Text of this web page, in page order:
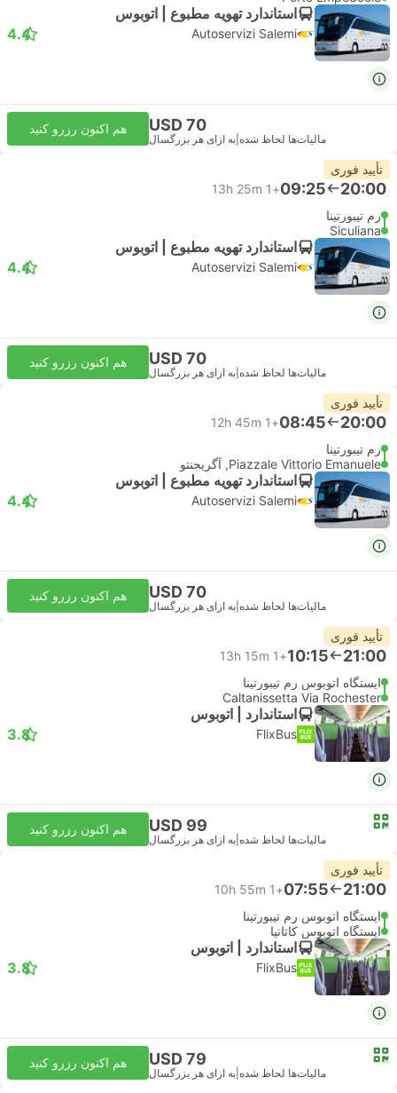
استاندارد تهویه مطبوع | اتوبوس
Autoservizi Salemi
4.4
USD 70
مالیات‌ها لحاظ شده به ازای هر بزرگسال
هم اکنون رزرو کنید
تأیید فوری
20:00
09:25
+1
13h 25m
رم تیبورتینا
Siculiana
استاندارد تهویه مطبوع | اتوبوس
Autoservizi Salemi
4.4
USD 70
مالیات‌ها لحاظ شده به ازای هر بزرگسال
هم اکنون رزرو کنید
تأیید فوری
20:00
08:45
+1
12h 45m
رم تیبورتینا
Piazzale Vittorio Emanuele, آگریجنتو
استاندارد تهویه مطبوع | اتوبوس
Autoservizi Salemi
4.4
USD 70
مالیات‌ها لحاظ شده به ازای هر بزرگسال
هم اکنون رزرو کنید
تأیید فوری
21:00
10:15
+1
13h 15m
ایستگاه اتوبوس رم تیبورتینا
Caltanissetta Via Rochester
استاندارد | اتوبوس
FlixBus
3.8
USD 99
مالیات‌ها لحاظ شده به ازای هر بزرگسال
هم اکنون رزرو کنید
تأیید فوری
21:00
07:55
+1
10h 55m
ایستگاه اتوبوس رم تیبورتینا
ایستگاه اتوبوس کاتانیا
استاندارد | اتوبوس
FlixBus
3.8
USD 79
مالیات‌ها لحاظ شده به ازای هر بزرگسال
هم اکنون رزرو کنید